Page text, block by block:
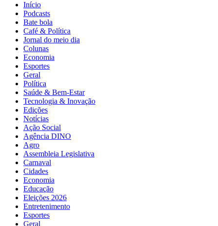
Início
Podcasts
Bate bola
Café & Política
Jornal do meio dia
Colunas
Economia
Esportes
Geral
Política
Saúde & Bem-Estar
Tecnologia & Inovação
Edições
Notícias
Ação Social
Agência DINO
Agro
Assembleia Legislativa
Carnaval
Cidades
Economia
Educação
Eleições 2026
Entretenimento
Esportes
Geral